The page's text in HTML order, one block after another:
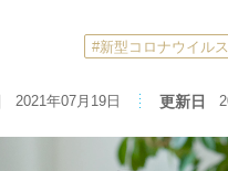
#新型コロナウイル
2021年07月19日 更新日